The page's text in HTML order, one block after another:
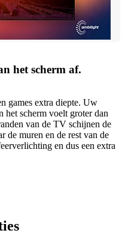
het scherm af.
games extra diepte. Uw
scherm voelt groter dan
van de TV schijnen de
de muren en de rest van de
en dus een extra